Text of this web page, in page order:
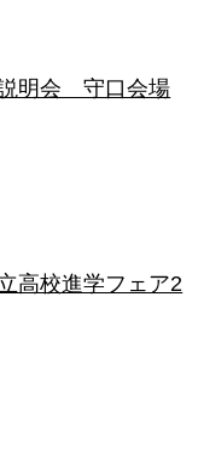
明会 守口会場
高校進学フェア2